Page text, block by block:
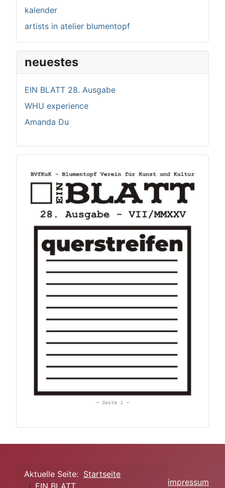
kalender
artists in atelier blumentopf
neuestes
EIN BLATT 28. Ausgabe
WHU experience
Amanda Du
Aktuelle Seite: Startseite
EIN BLATT
impressum